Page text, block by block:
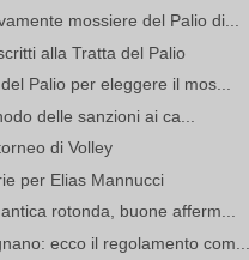
mossiere del Palio di...
alla Tratta del Palio
Palio per eleggere il mos...
delle sanzioni ai ca...
di Volley
per Elias Mannucci
rotonda, buone afferm...
ecco il regolamento com...